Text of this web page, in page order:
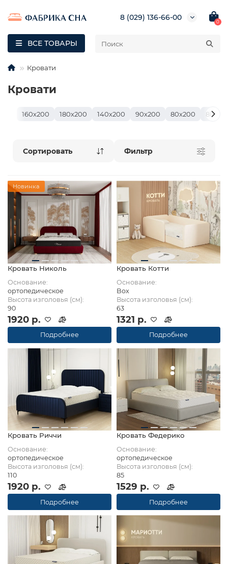
8 (029) 136-66-00
0
ВСЕ ТОВАРЫ
Кровати
Кровати
160х200 180х200 140х200 90х200 80х200
Фильтр
Новинка
Кровать Николь
Основание:
ортопедическое
Высота изголовья (см):
90
1920 р.
Подробнее
Кровать Котти
Основание:
Box
Высота изголовья (см):
63
1321 р.
Подробнее
Кровать Риччи
Основание:
ортопедическое
Высота изголовья (см):
110
1920 р.
Подробнее
Кровать Федерико
Основание:
ортопедическое
Высота изголовья (см):
85
1529 р.
Подробнее